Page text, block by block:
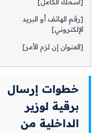
[اسمك الكامل]
[رقم الهاتف أو البريد
الإلكتروني]
[العنوان إن لزم الأمر]
خطوات إرسال
برقية لوزير
الداخلية من